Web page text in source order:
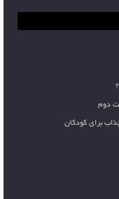
دوم
برای کودکان